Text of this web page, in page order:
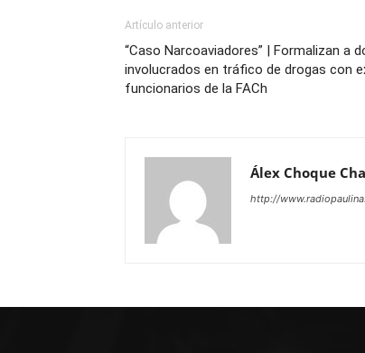
Artículo anterior
“Caso Narcoaviadores” | Formalizan a
involucrados en tráfico de drogas con
funcionarios de la FACh
Álex Choque
http://